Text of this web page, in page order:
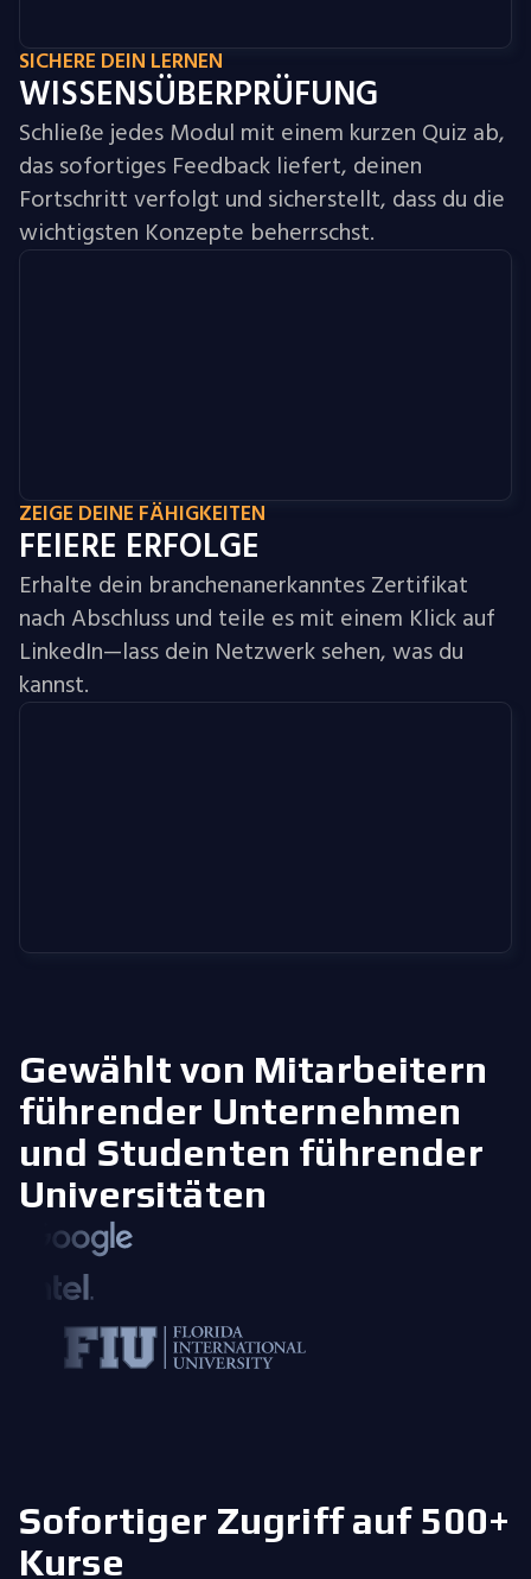
SICHERE DEIN LERNEN
WISSENSÜBERPRÜFUNG
Schließe jedes Modul mit einem kurzen Quiz ab,
das sofortiges Feedback liefert, deinen
Fortschritt verfolgt und sicherstellt, dass du die
wichtigsten Konzepte beherrschst.
ZEIGE DEINE FÄHIGKEITEN
FEIERE ERFOLGE
Erhalte dein branchenanerkanntes Zertifikat
nach Abschluss und teile es mit einem Klick auf
LinkedIn—lass dein Netzwerk sehen, was du
kannst.
Gewählt von Mitarbeitern
führender Unternehmen
und Studenten führender
Universitäten
Sofortiger Zugriff auf 500+
Kurse